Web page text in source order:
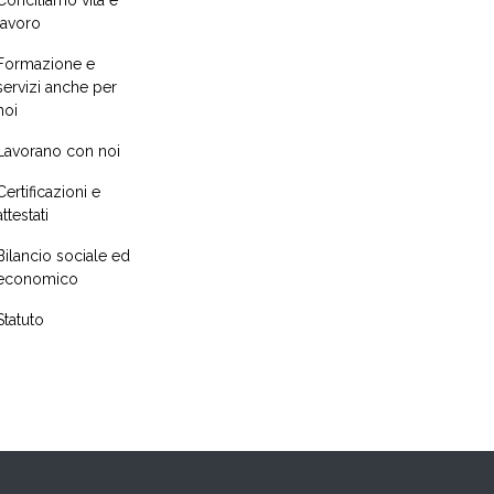
e
anche per
con noi
e
sociale ed